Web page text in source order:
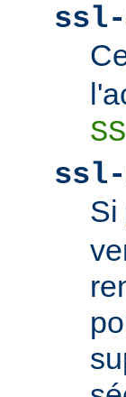
ssl-
ssl-
Si